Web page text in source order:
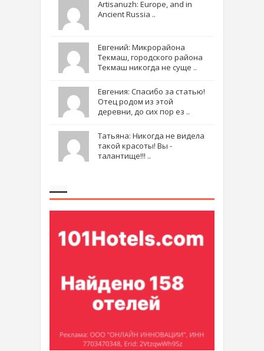
Artisanuzh: Europe, and in
Ancient Russia ..
Евгений: Микрорайона
Текмаш, городского района
Текмаш никогда не суще ..
Евгения: Спасибо за статью!
Отец родом из этой
деревни, до сих пор ез ..
Татьяна: Никогда не видела
такой красоты! Вы -
талантище!!! ..